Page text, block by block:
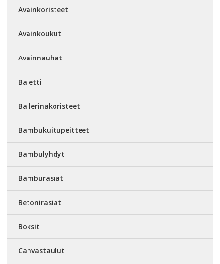
Avainkoristeet
Avainkoukut
Avainnauhat
Baletti
Ballerinakoristeet
Bambukuitupeitteet
Bambulyhdyt
Bamburasiat
Betonirasiat
Boksit
Canvastaulut